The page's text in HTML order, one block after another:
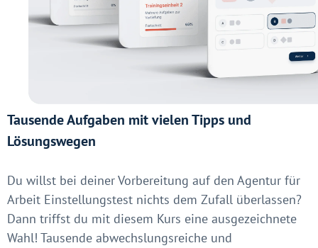
Tausende Aufgaben mit vielen Tipps und
Lösungswegen
Du willst bei deiner Vorbereitung auf den Agentur für
Arbeit Einstellungstest nichts dem Zufall überlassen?
Dann triffst du mit diesem Kurs eine ausgezeichnete
Wahl! Tausende abwechslungsreiche und